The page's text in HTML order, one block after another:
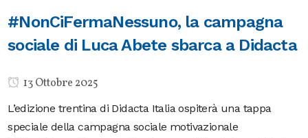
#NonCiFermaNessuno, la campagna
sociale di Luca Abete sbarca a Didacta
13 Ottobre 2025
L’edizione trentina di Didacta Italia ospiterà una tappa
speciale della campagna sociale motivazionale